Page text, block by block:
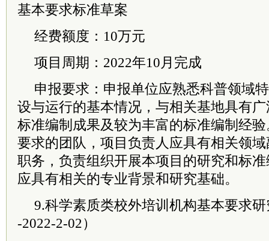
基本要求标准草案
经费额度：10万元
项目周期：2022年10月完成
申报要求：申报单位应熟悉科普领域
设与运行的基本情况，与相关基地具有
标准编制成果及较为丰富的标准编制经
要求的团队，项目负责人应具有相关领
职务，负责组织开展本项目的研究和标
应具有相关的专业背景和研究基础。
9.科学素质类校外培训机构基本要求
-2022-2-02）